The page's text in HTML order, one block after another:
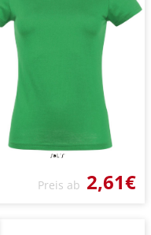
Preis ab 2,61€